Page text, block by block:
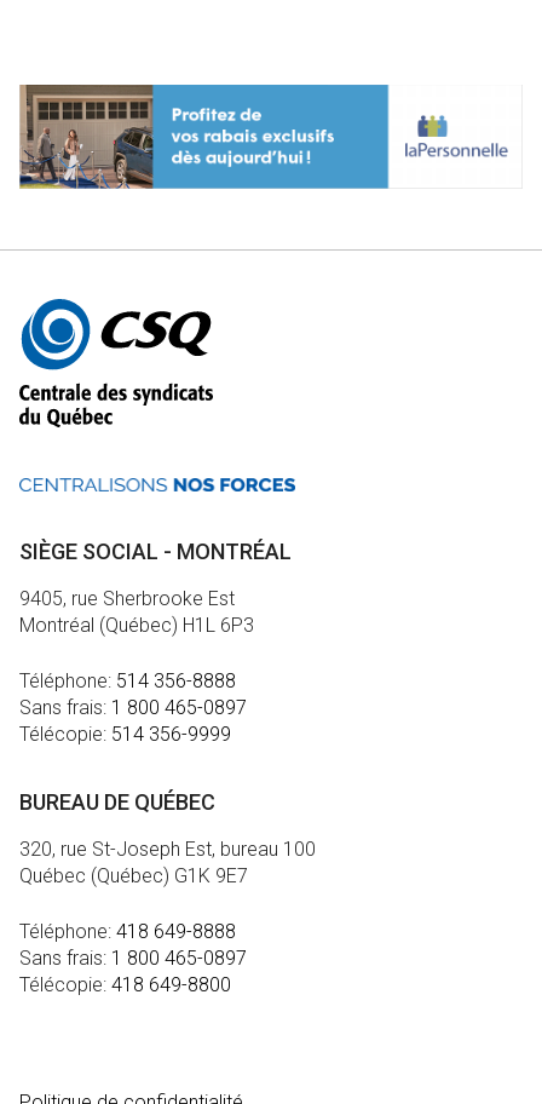
Autres
informations
SIÈGE SOCIAL - MONTRÉAL
9405, rue Sherbrooke Est
Montréal (Québec) H1L 6P3
Téléphone: 514 356-8888
Sans frais: 1 800 465-0897
Télécopie: 514 356-9999
BUREAU DE QUÉBEC
320, rue St-Joseph Est, bureau 100
Québec (Québec) G1K 9E7
Téléphone: 418 649-8888
Sans frais: 1 800 465-0897
Télécopie: 418 649-8800